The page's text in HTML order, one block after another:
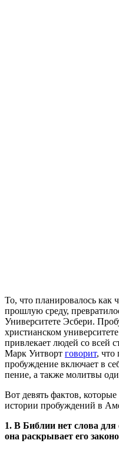
То, что планировалось как
прошлую среду,
Университете Эсбери.
христианском
привлекает людей со всей
Марк Уитворт говорит, что
пробуждение включает в
пение, а также молитвы
Вот девять фактов,
истории пробуждений в
1. В Библии нет слова для
она раскрывает его